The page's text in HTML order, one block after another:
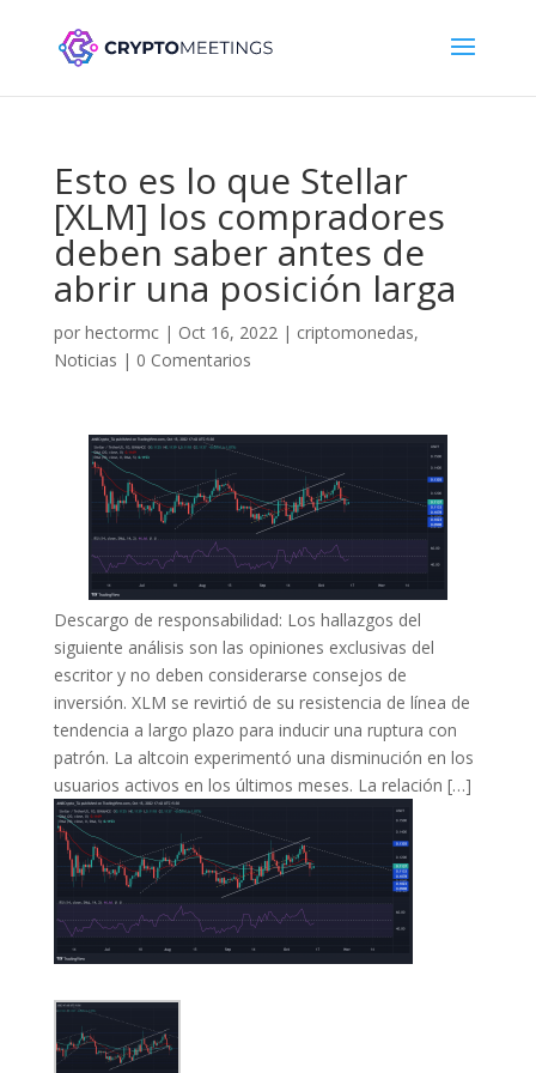
Esto es lo que Stellar
[XLM] los compradores
deben saber antes de
abrir una posición larga
por hectormc| Oct 16, 2022| criptomonedas,
Noticias | 0 Comentarios
Descargo de responsabilidad: Los hallazgos del
siguiente análisis son las opiniones exclusivas del
escritor y no deben considerarse consejos de
inversión. XLM se revirtió de su resistencia de línea de
tendencia a largo plazo para inducir una ruptura con
patrón. La altcoin experimentó una disminución en los
usuarios activos en los últimos meses. La relación […]